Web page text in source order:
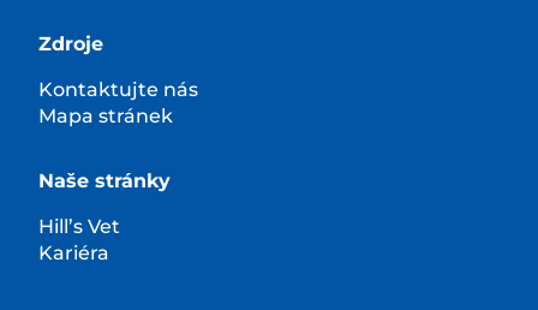
Zdroje
Kontaktujte nás
Mapa stránek
Naše stránky
Hill’s Vet
Kariéra